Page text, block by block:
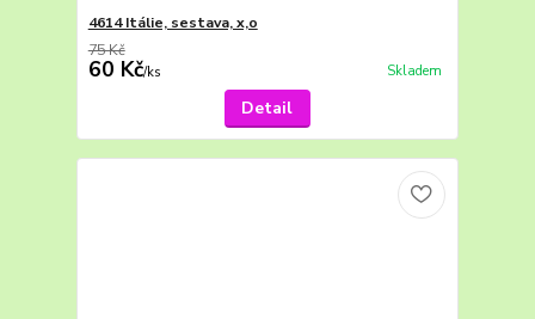
4614 Itálie, sestava, x,o
75 Kč
60 Kč/ks Skladem
Detail